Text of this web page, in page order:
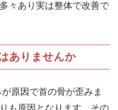
々あり実は整体で改善で
ありませんか
原因で首の骨が歪みま